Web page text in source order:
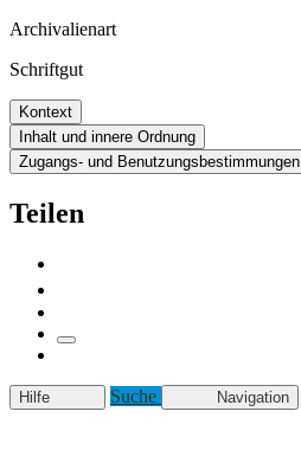
Archivalienart
Schriftgut
Kontext
Inhalt und innere Ordnung
Zugangs- und Benutzungsbestimmungen
Teilen
Hilfe Suche Navigation